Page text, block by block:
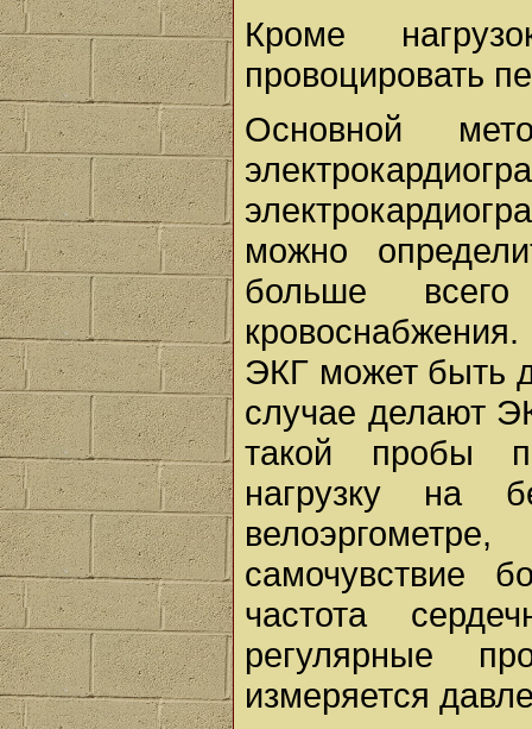
Кроме
провоцировать
Основной
можно
больше всего
ЭКГ может быть
случае делают
такой пробы
нагрузку на
самочувствие
частота
регулярные
измеряется